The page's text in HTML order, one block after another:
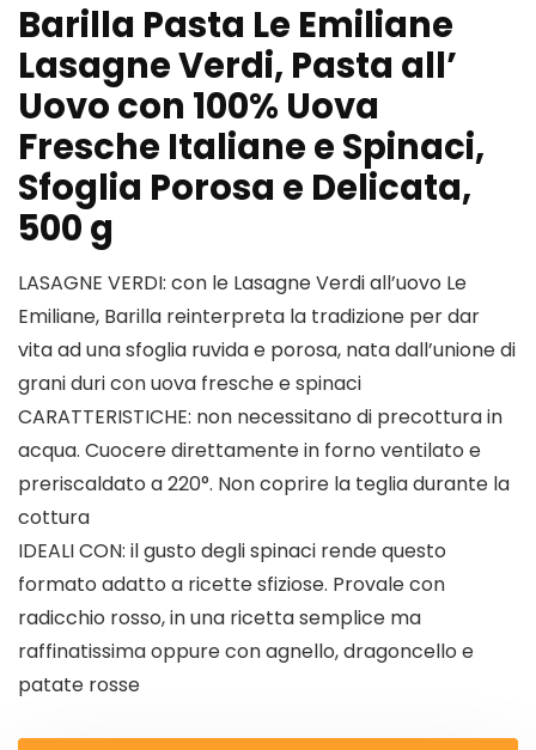
Barilla Pasta Le Emiliane
Lasagne Verdi, Pasta all’
Uovo con 100% Uova
Fresche Italiane e Spinaci,
Sfoglia Porosa e Delicata,
500 g
LASAGNE VERDI: con le Lasagne Verdi all’uovo Le
Emiliane, Barilla reinterpreta la tradizione per dar
vita ad una sfoglia ruvida e porosa, nata dall’unione di
grani duri con uova fresche e spinaci
CARATTERISTICHE: non necessitano di precottura in
acqua. Cuocere direttamente in forno ventilato e
preriscaldato a 220°. Non coprire la teglia durante la
cottura
IDEALI CON: il gusto degli spinaci rende questo
formato adatto a ricette sfiziose. Provale con
radicchio rosso, in una ricetta semplice ma
raffinatissima oppure con agnello, dragoncello e
patate rosse